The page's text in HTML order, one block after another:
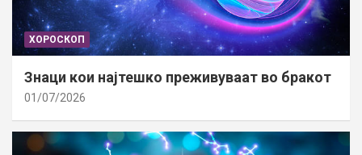
ХОРОСКОП
Знаци кои најтешко преживуваат во бракот
01/07/2026